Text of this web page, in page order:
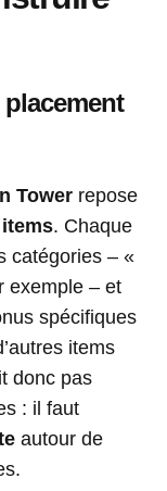
Tower repose
. Chaque
catégories – «
exemple – et
spécifiques
items
donc pas
: il faut
autour de